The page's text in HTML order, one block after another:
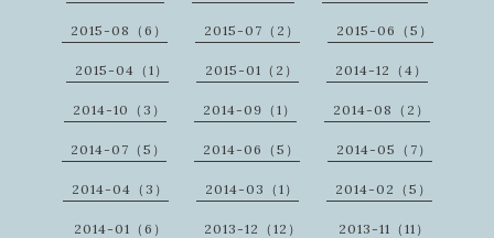
2015-08（6） 2015-07（2） 2015-06（5）
2015-04（1） 2015-01（2） 2014-12（4）
2014-10（3） 2014-09（1） 2014-08（2）
2014-07（5） 2014-06（5） 2014-05（7）
2014-04（3） 2014-03（1） 2014-02（5）
2014-01（6） 2013-12（12） 2013-11（11）